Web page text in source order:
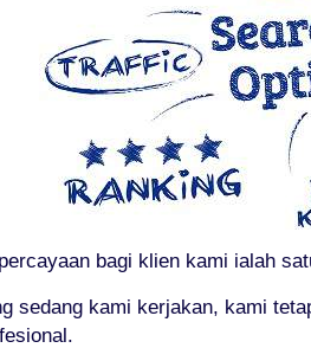
bagi klien kami ialah
sedang kami kerjakan, kami